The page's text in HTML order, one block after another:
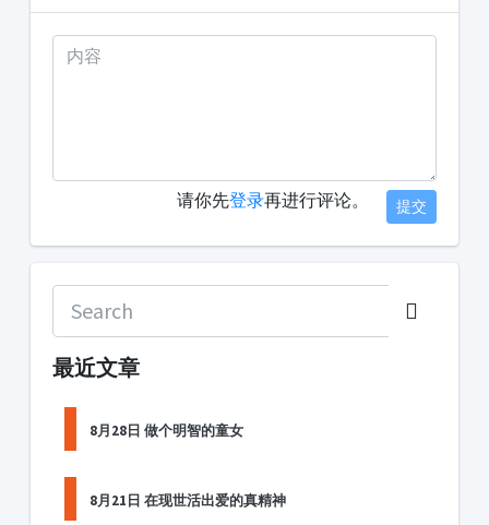
请你先登录再进行评论。 提交
最近文章
8月28日 做个明智的童女
8月21日 在现世活出爱的真精神